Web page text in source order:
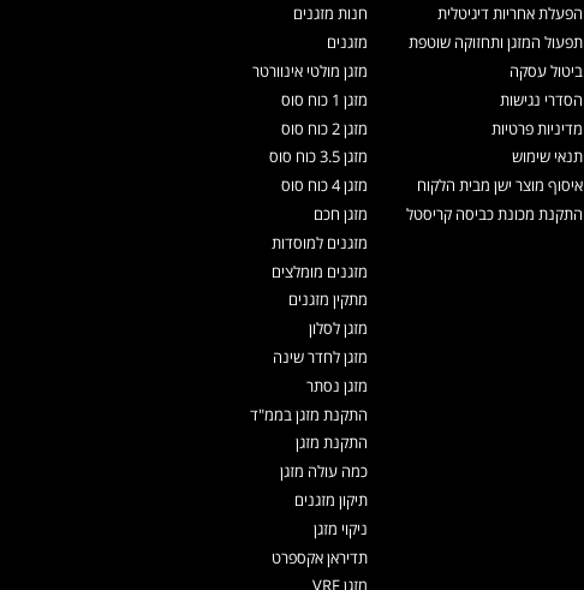
הפעלת אחריות דיגיטלית
תפעול המזגן ותחזוקה שוטפת
ביטול עסקה
הסדרי נגישות
מדיניות פרטיות
תנאי שימוש
איסוף מוצר ישן מבית הלקוח
התקנת מכונת כביסה קריסטל
חנות מזגנים
מזגנים
מזגן מולטי אינוורטר
מזגן 1 כוח סוס
מזגן 2 כוח סוס
מזגן 3.5 כוח סוס
מזגן 4 כוח סוס
מזגן חכם
מזגנים למוסדות
מזגנים מומלצים
מתקין מזגנים
מזגן לסלון
מזגן לחדר שינה
מזגן נסתר
התקנת מזגן בממ"ד
התקנת מזגן
כמה עולה מזגן
תיקון מזגנים
ניקוי מזגן
תדיראן אקספרט
מזגן VRF